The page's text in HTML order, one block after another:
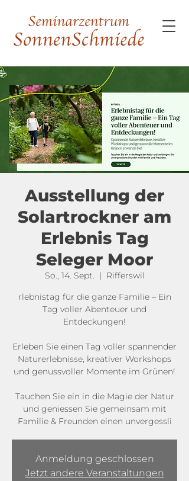
Ausstellung der
Solartrockner am
Erlebnis Tag
Seleger Moor
So., 14. Sept.
  |
Rifferswil
rlebnistag für die ganze Familie – Ein
Tag voller Abenteuer und
Entdeckungen!
Erleben Sie einen Tag voller spannender
Naturerlebnisse, kreativer Workshops
und genussvoller Momente im Grünen!
Tauchen Sie ein in die Magie der Natur
und geniessen Sie gemeinsam mit
Familie & Freunden einen unvergessli
Anmeldung geschlossen
Jetzt andere Veranstaltungen